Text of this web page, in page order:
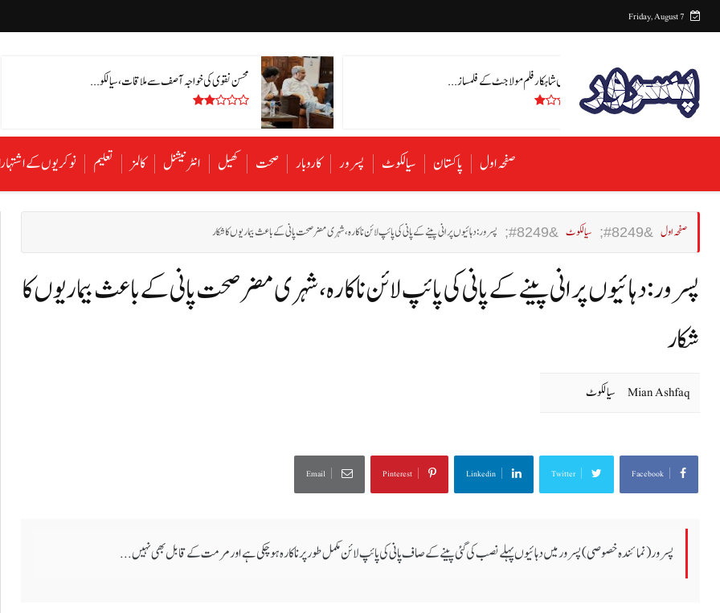
Friday, August 7
محسن نقوی کی خواجہ آصف سے ملاقات، سیالکو... پاکستان کی شاہکار فلم مولا جٹ کے فلمساز ...
صفحہ اول پاکستان سیالکوٹ پسرور کاروبار صحت کھیل انٹرنیشنل کالمز تعلیم نوکریوں کے
صفحہ اول سیالکوٹ پسرور: دہائیوں پرانی پینے کے پانی کی پائپ لائن ناکارہ، شہری مضر صحت پانی کے باعث بیماریوں کا شکار
پسرور: دہائیوں پرانی پینے کے پانی کی پائپ لائن ناکارہ، شہری مضر صحت پانی کے باعث بیماریوں کا
شکار
Mian Ashfaq سیالکوٹ
Facebook
Twitter
Linkedin
Pinterest
Email
پسرور (نمائندہ خصوصی) پسرور میں دہائیوں پہلے نصب کی گئی پینے کے صاف پانی کی پائپ لائن مکمل طور پر ناکارہ ہو چکی ہے اور مرمت کے قابل بھی نہیں...